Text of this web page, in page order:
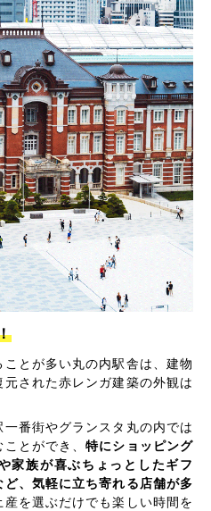
とが多い丸の内駅舎は、建物
された赤レンガ建築の外観は
番街やグランスタ丸の内では
ことができ、特にショッピング
家族が喜ぶちょっとしたギフ
ど、気軽に立ち寄れる店舗が多
産を選ぶだけでも楽しい時間を